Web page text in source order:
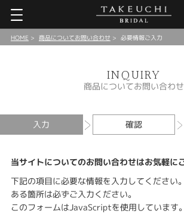
HOME 商品についてお問い合わせ 必要情報ご入力
INQUIRY
商品についてお問い合わせ
入力 確認
当サイトについてのお問い合わせはお気軽に
下記の項目に必要な情報を入力してください
ある箇所は必ずご入力ください。
このフォームはJavaScriptを使用しています